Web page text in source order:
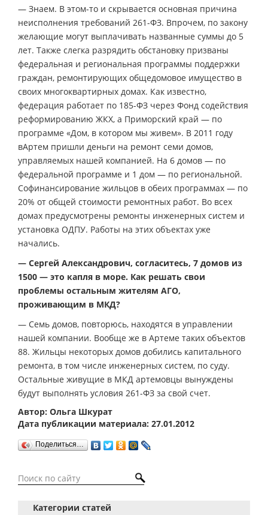
— Знаем. В этом-то и скрывается основная причина
неисполнения требований 261-ФЗ. Впрочем, по закону
желающие могут выплачивать названные суммы до 5
лет. Также слегка разрядить обстановку призваны
федеральная и региональная программы поддержки
граждан, ремонтирующих общедомовое имущество в
своих многоквартирных домах. Как известно,
федерация работает по 185-ФЗ через Фонд содействия
реформированию ЖКХ, а Приморский край — по
программе «Дом, в котором мы живем». В 2011 году
вАртем пришли деньги на ремонт семи домов,
управляемых нашей компанией. На 6 домов — по
федеральной программе и 1 дом — по региональной.
Софинансирование жильцов в обеих программах — по
20% от общей стоимости ремонтных работ. Во всех
домах предусмотрены ремонты инженерных систем и
установка ОДПУ. Работы на этих объектах уже
начались.
— Сергей Александрович, согласитесь, 7 домов из
1500 — это капля в море. Как решать свои
проблемы остальным жителям АГО,
проживающим в МКД?
— Семь домов, повторюсь, находятся в управлении
нашей компании. Вообще же в Артеме таких объектов
88. Жильцы некоторых домов добились капитального
ремонта, в том числе инженерных систем, по суду.
Остальные живущие в МКД артемовцы вынуждены
будут выполнять условия 261-ФЗ за свой счет.
Автор: Ольга Шкурат
Дата публикации материала: 27.01.2012
Поделиться…
Категории статей